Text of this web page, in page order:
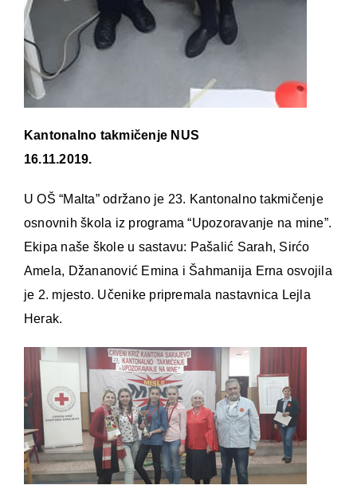
Kantonalno takmičenje NUS
16.11.2019.
U OŠ “Malta” održano je 23. Kantonalno takmičenje
osnovnih škola iz programa “Upozoravanje na mine”.
Ekipa naše škole u sastavu: Pašalić Sarah, Sirćo
Amela, Džananović Emina i Šahmanija Erna osvojila
je 2. mjesto. Učenike pripremala nastavnica Lejla
Herak.